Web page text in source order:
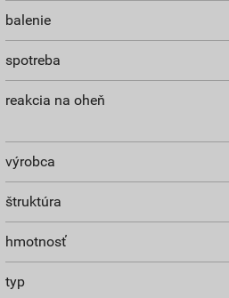
balenie
spotreba
reakcia na oheň
výrobca
štruktúra
hmotnosť
typ